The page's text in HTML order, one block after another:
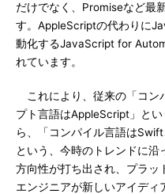
だけでなく、Promiseなど最
す。AppleScriptの代わりに
動化するJavaScript for
れています。
これにより、従来の「コン
プト言語はAppleScript」と
ら、「コンパイル言語は
という、今時のトレンドに沿
方向性が打ち出され、プラッ
エンジニアが新しいアイディ